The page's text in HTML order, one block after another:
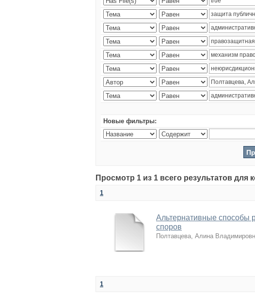
Новые фильтры:
Просмотр 1 из 1 всего результатов
1
Альтернативные способы
споров
Полтавцева, Алина
1